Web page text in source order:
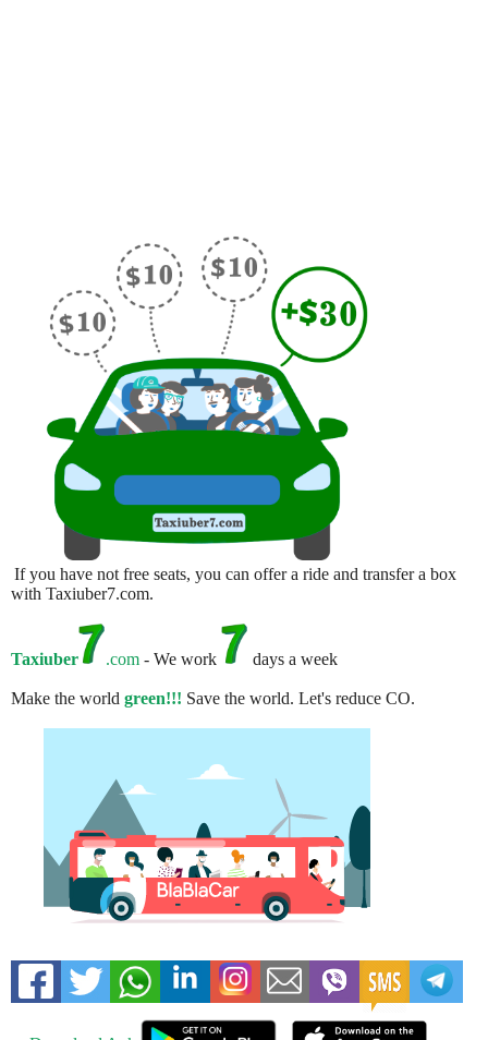
If you have not free seats, you can offer a ride and transfer a box
with Taxiuber7.com.
Taxiuber .com - We work days a week
Make the world green!!! Save the world. Let's reduce CO.